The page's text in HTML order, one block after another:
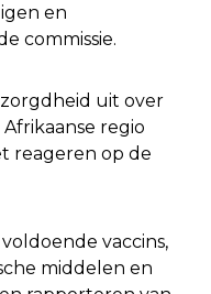
en
commissie.
uit over
regio
reageren op de
vaccins,
middelen en